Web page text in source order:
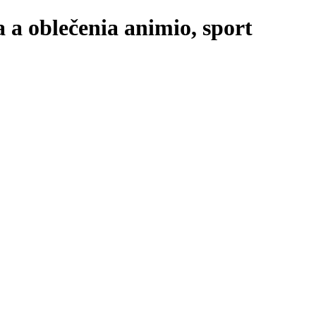
a oblečenia animio, sport